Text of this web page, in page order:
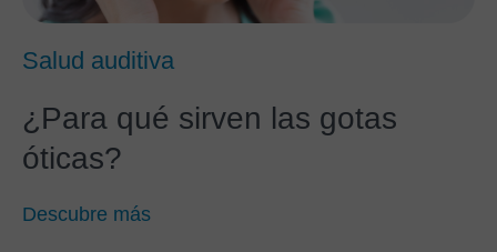
Salud auditiva
¿Para qué sirven las gotas
óticas?
Descubre más